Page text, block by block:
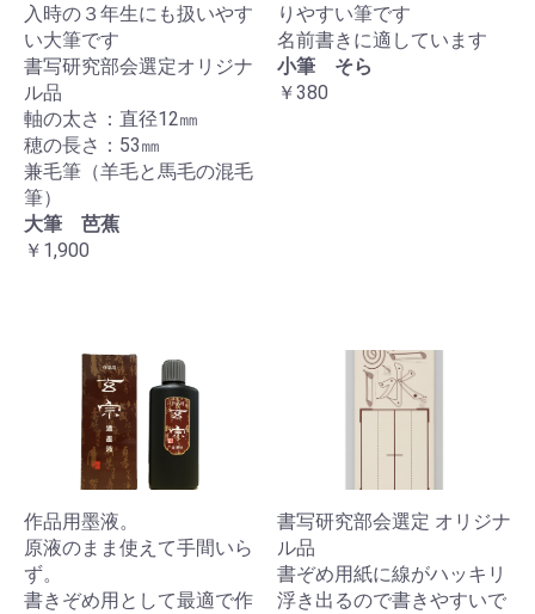
入時の３年生にも扱いやす
い大筆です
書写研究部会選定オリジナ
ル品
軸の太さ：直径12㎜
穂の長さ：53㎜
兼毛筆（羊毛と馬毛の混毛
筆）
大筆 芭蕉
￥1,900
りやすい筆です
名前書きに適しています
小筆 そら
￥380
作品用墨液。
原液のまま使えて手間いら
ず。
書きぞめ用として最適で作
書写研究部会選定 オリジナ
ル品
書ぞめ用紙に線がハッキリ
浮き出るので書きやすいで